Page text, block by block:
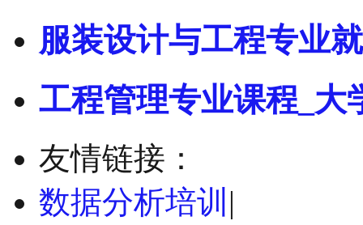
服装设计与工程专业
工程管理专业课程_大
友情链接：
数据分析培训 |